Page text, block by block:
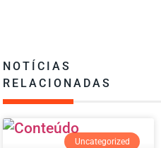
NOTÍCIAS
RELACIONADAS
Uncategorized